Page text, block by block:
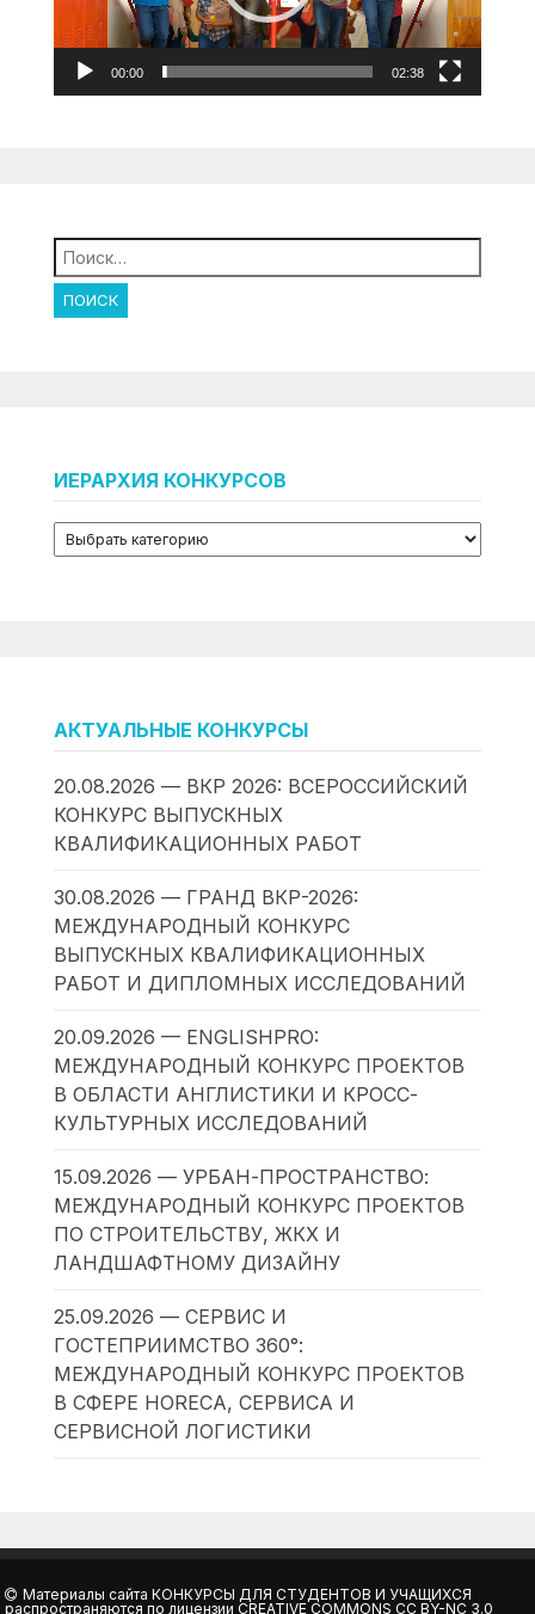
00:00 02:38
Найти:
ИЕРАРХИЯ КОНКУРСОВ
АКТУАЛЬНЫЕ КОНКУРСЫ
20.08.2026 — ВКР 2026: ВСЕРОССИЙСКИЙ
КОНКУРС ВЫПУСКНЫХ
КВАЛИФИКАЦИОННЫХ РАБОТ
30.08.2026 — ГРАНД ВКР-2026:
МЕЖДУНАРОДНЫЙ КОНКУРС
ВЫПУСКНЫХ КВАЛИФИКАЦИОННЫХ
РАБОТ И ДИПЛОМНЫХ ИССЛЕДОВАНИЙ
20.09.2026 — ENGLISHPRO:
МЕЖДУНАРОДНЫЙ КОНКУРС ПРОЕКТОВ
В ОБЛАСТИ АНГЛИСТИКИ И КРОСС-
КУЛЬТУРНЫХ ИССЛЕДОВАНИЙ
15.09.2026 — УРБАН-ПРОСТРАНСТВО:
МЕЖДУНАРОДНЫЙ КОНКУРС ПРОЕКТОВ
ПО СТРОИТЕЛЬСТВУ, ЖКХ И
ЛАНДШАФТНОМУ ДИЗАЙНУ
25.09.2026 — СЕРВИС И
ГОСТЕПРИИМСТВО 360°:
МЕЖДУНАРОДНЫЙ КОНКУРС ПРОЕКТОВ
В СФЕРЕ HORECA, СЕРВИСА И
СЕРВИСНОЙ ЛОГИСТИКИ
Материалы сайтаКОНКУРСЫ ДЛЯ СТУДЕНТОВ И УЧАЩИХСЯ
распространяются по лицензииCREATIVE COMMONS CC BY-NC 3.0